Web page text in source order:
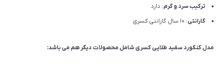
ترکیب سرد و گرم: دارد
گارانتی: 10 سال گارانتی کسری
مدل کنکورد سفید طلایی کسری شامل محصولات دیگر هم می باشد: